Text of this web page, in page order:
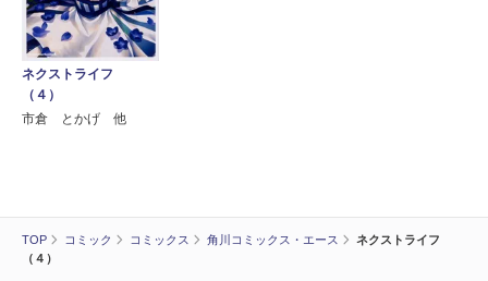
TOP コミック コミックス 角川コミックス・エース
ネクストライフ
（４）
ネクストライフ
（４）
市倉 とかげ 他